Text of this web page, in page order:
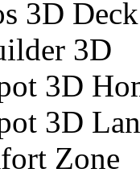
3D
3D
3D
3D
Zone